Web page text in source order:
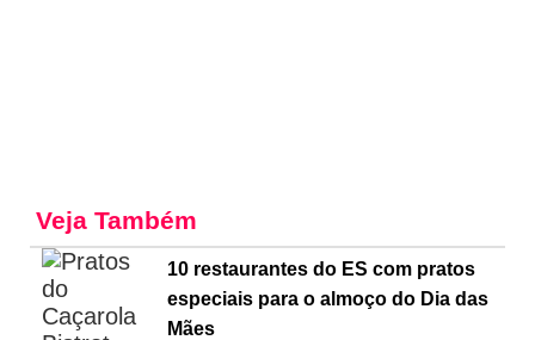
Veja Também
10 restaurantes do ES com pratos
especiais para o almoço do Dia das
Mães